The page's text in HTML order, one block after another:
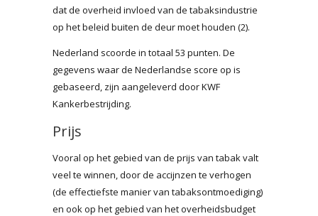
dat de overheid invloed van de tabaksindustrie
op het beleid buiten de deur moet houden (2).
Nederland scoorde in totaal 53 punten. De
gegevens waar de Nederlandse score op is
gebaseerd, zijn aangeleverd door KWF
Kankerbestrijding.
Prijs
Vooral op het gebied van de prijs van tabak valt
veel te winnen, door de accijnzen te verhogen
(de effectiefste manier van tabaksontmoediging)
en ook op het gebied van het overheidsbudget